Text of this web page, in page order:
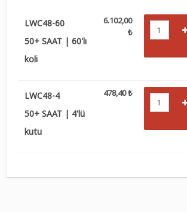
LWC48-60
50+ SAAT | 60'lı
koli
6.102,00
₺
LWC48-4
50+ SAAT | 4'lü
kutu
478,40 ₺